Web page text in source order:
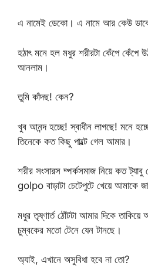
এ নামেই ডেকো। এ নামে আর কেউ
হঠাৎ মনে হল মধুর শরীরটা কেঁপে কেঁপে
আনলাম।
তুমি কাঁদছ! কেন?
খুব আনন্দ হচ্ছে! স্বাধীন লাগছে! মনে
তিনেকে কত কিছু পাল্টে গেল আমার।
শরীর সংসারস ম্পর্কসমাজ নিয়ে কত
golpo বাড়াটা চেটেপুটে খেয়ে আমাকে
মধুর তৃষ্ণার্ত ঠোঁটটা আমার দিকে
চুম্বকের মতো টেনে যেন টানছে।
অ্যাই, এখানে অসুবিধা হবে না তো?